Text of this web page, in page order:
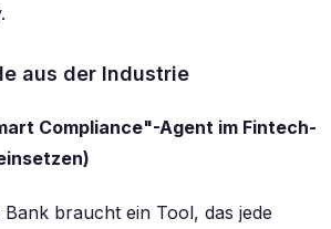
aus der Industrie
Compliance"-Agent im Fintech-
Bank braucht ein Tool, das jede